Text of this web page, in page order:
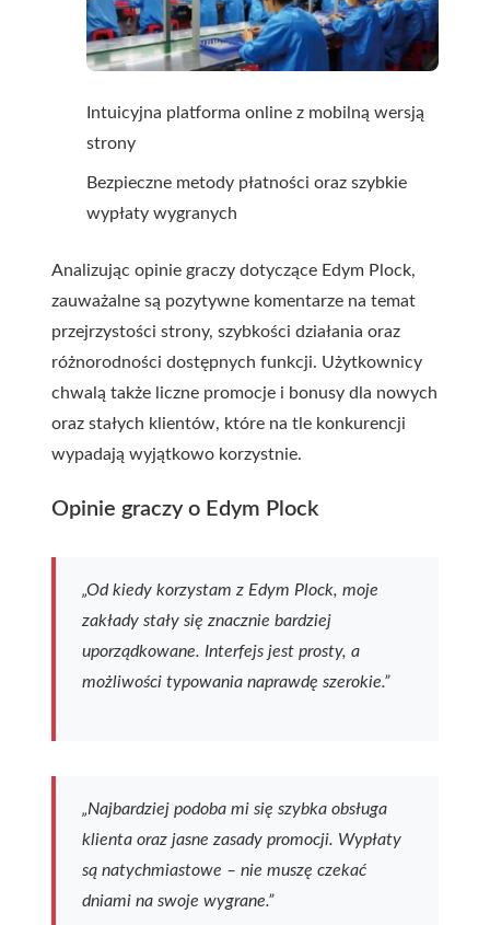
Intuicyjna platforma online z mobilną wersją
strony
Bezpieczne metody płatności oraz szybkie
wypłaty wygranych
Analizując opinie graczy dotyczące Edym Plock,
zauważalne są pozytywne komentarze na temat
przejrzystości strony, szybkości działania oraz
różnorodności dostępnych funkcji. Użytkownicy
chwalą także liczne promocje i bonusy dla nowych
oraz stałych klientów, które na tle konkurencji
wypadają wyjątkowo korzystnie.
Opinie graczy o Edym Plock
„Od kiedy korzystam z Edym Plock, moje
zakłady stały się znacznie bardziej
uporządkowane. Interfejs jest prosty, a
możliwości typowania naprawdę szerokie.”
„Najbardziej podoba mi się szybka obsługa
klienta oraz jasne zasady promocji. Wypłaty
są natychmiastowe – nie muszę czekać
dniami na swoje wygrane.”